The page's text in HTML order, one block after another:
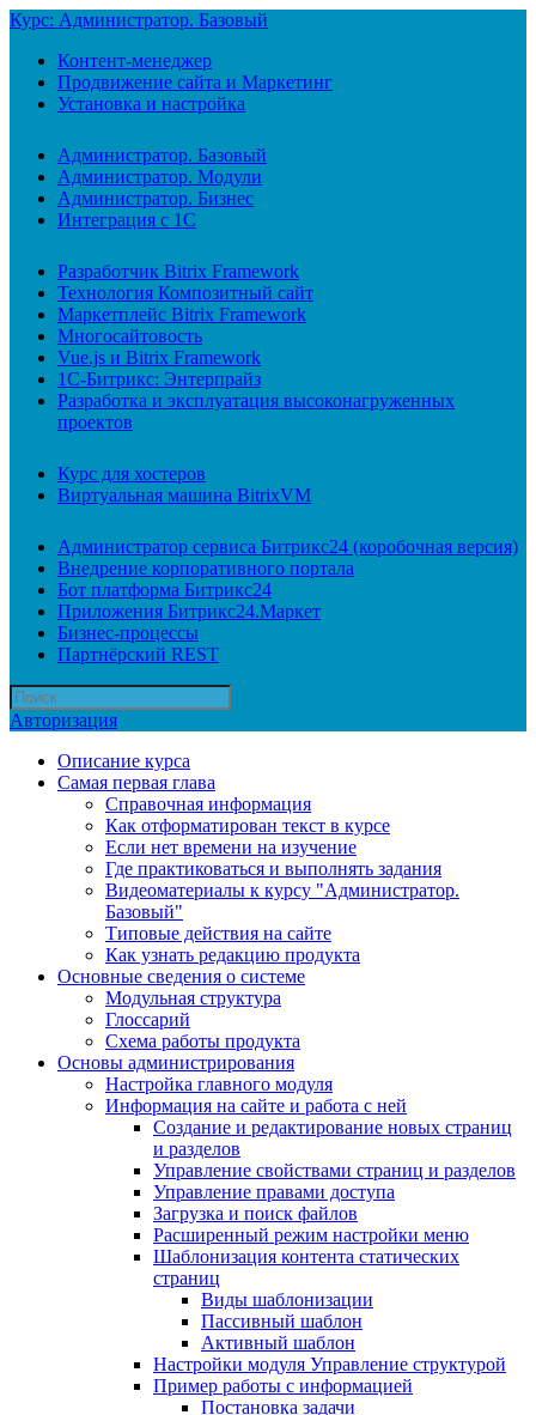
Курс: Администратор. Базовый
Контент-менеджер
Продвижение сайта и Маркетинг
Установка и настройка
Администратор. Базовый
Администратор. Модули
Администратор. Бизнес
Интеграция с 1С
Разработчик Bitrix Framework
Технология Композитный сайт
Маркетплейс Bitrix Framework
Многосайтовость
Vue.js и Bitrix Framework
1С-Битрикс: Энтерпрайз
Разработка и эксплуатация высоконагруженных
проектов
Курс для хостеров
Виртуальная машина BitrixVM
Администратор сервиса Битрикс24 (коробочная версия)
Внедрение корпоративного портала
Бот платформа Битрикс24
Приложения Битрикс24.Маркет
Бизнес-процессы
Партнёрский REST
Авторизация
Описание курса
Самая первая глава
Справочная информация
Как отформатирован текст в курсе
Если нет времени на изучение
Где практиковаться и выполнять задания
Видеоматериалы к курсу "Администратор.
Базовый"
Типовые действия на сайте
Как узнать редакцию продукта
Основные сведения о системе
Модульная структура
Глоссарий
Схема работы продукта
Основы администрирования
Настройка главного модуля
Информация на сайте и работа с ней
Создание и редактирование новых страниц
и разделов
Управление свойствами страниц и разделов
Управление правами доступа
Загрузка и поиск файлов
Расширенный режим настройки меню
Шаблонизация контента статических
страниц
Виды шаблонизации
Пассивный шаблон
Активный шаблон
Настройки модуля Управление структурой
Пример работы с информацией
Постановка задачи